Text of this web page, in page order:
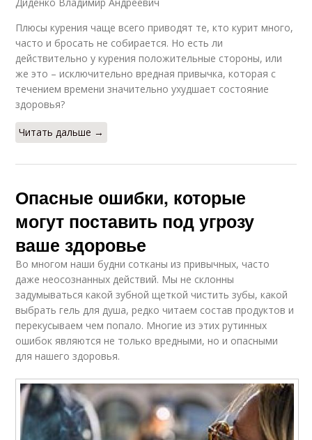
Плюсы курения чаще всего приводят те, кто курит много,
часто и бросать не собирается. Но есть ли
действительно у курения положительные стороны, или
же это – исключительно вредная привычка, которая с
течением времени значительно ухудшает состояние
здоровья?
Читать дальше →
Опасные ошибки, которые
могут поставить под угрозу
ваше здоровье
Во многом наши будни сотканы из привычных, часто
даже неосознанных действий. Мы не склонны
задумываться какой зубной щеткой чистить зубы, какой
выбрать гель для душа, редко читаем состав продуктов и
перекусываем чем попало. Многие из этих рутинных
ошибок являются не только вредными, но и опасными
для нашего здоровья.